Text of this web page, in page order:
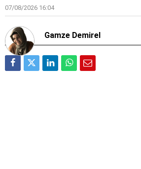
07/08/2026 16:04
Gamze Demirel